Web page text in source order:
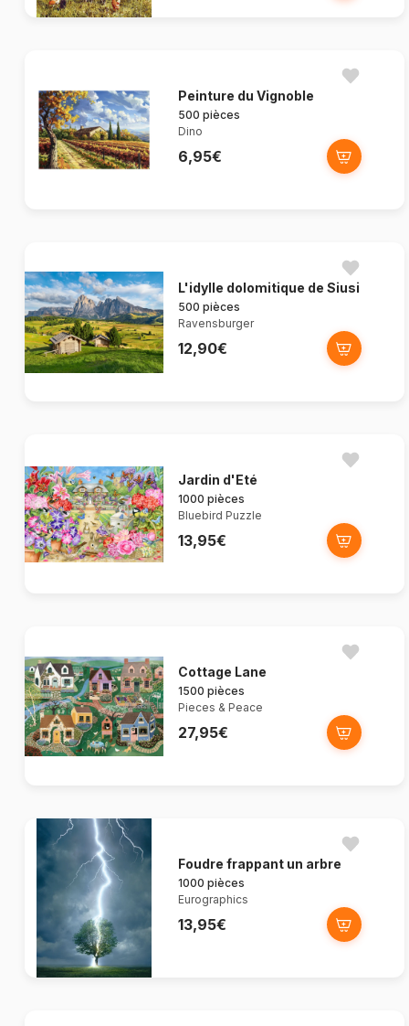
Peinture du Vignoble
500 pièces
Dino
6,95€
L'idylle dolomitique de Siusi
500 pièces
Ravensburger
12,90€
Jardin d'Eté
1000 pièces
Bluebird Puzzle
13,95€
Cottage Lane
1500 pièces
Pieces & Peace
27,95€
Foudre frappant un arbre
1000 pièces
Eurographics
13,95€